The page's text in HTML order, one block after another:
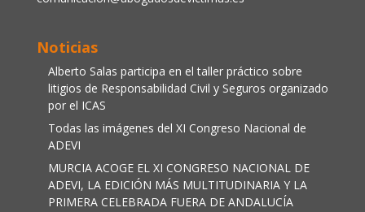
Noticias
Alberto Salas participa en el taller práctico sobre
litigios de Responsabilidad Civil y Seguros organizado
por el ICAS
Todas las imágenes del XI Congreso Nacional de
ADEVI
MURCIA ACOGE EL XI CONGRESO NACIONAL DE
ADEVI, LA EDICIÓN MÁS MULTITUDINARIA Y LA
PRIMERA CELEBRADA FUERA DE ANDALUCÍA